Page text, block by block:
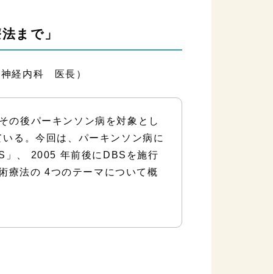
まで」
経内科 医長）
の後パーキンソン病を対象とし
る。今回は、パーキンソン病に
」、 2005 年前後にDBSを施行
療法の 4つのテーマについて概